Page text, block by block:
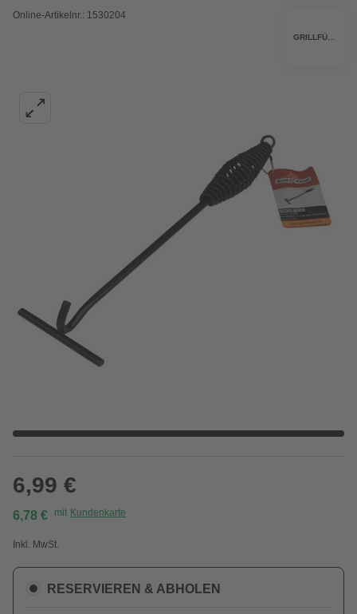
Online-Artikelnr.: 1530204
6,99 €
6,78 € mit Kundenkarte
Inkl. MwSt.
RESERVIEREN & ABHOLEN